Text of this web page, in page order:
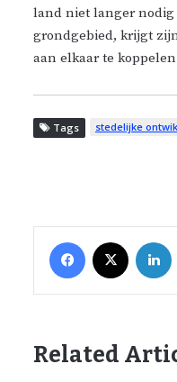
land niet langer nodig
grondgebied, krijgt
aan elkaar te
Tags stedelijke
Related